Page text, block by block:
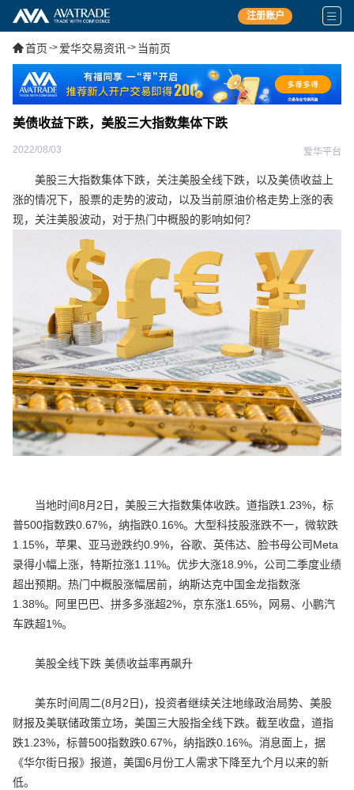
注册账户
首页 -> 爱华交易资讯 -> 当前页
美债收益下跌，美股三大指数集体下跌
2022/08/03 爱华平台
美股三大指数集体下跌，关注美股全线下跌，以及美债收益上
涨的情况下，股票的走势的波动，以及当前原油价格走势上涨的表
现，关注美股波动，对于热门中概股的影响如何？
当地时间8月2日，美股三大指数集体收跌。道指跌1.23%，标
普500指数跌0.67%，纳指跌0.16%。大型科技股涨跌不一，微软跌
1.15%，苹果、亚马逊跌约0.9%，谷歌、英伟达、脸书母公司Meta
录得小幅上涨，特斯拉涨1.11%。优步大涨18.9%，公司二季度业绩
超出预期。热门中概股涨幅居前，纳斯达克中国金龙指数涨
1.38%。阿里巴巴、拼多多涨超2%，京东涨1.65%，网易、小鹏汽
车跌超1%。
美股全线下跌 美债收益率再飙升
美东时间周二(8月2日)，投资者继续关注地缘政治局势、美股
财报及美联储政策立场，美国三大股指全线下跌。截至收盘，道指
跌1.23%，标普500指数跌0.67%，纳指跌0.16%。消息面上，据
《华尔街日报》报道，美国6月份工人需求下降至九个月以来的新
低。